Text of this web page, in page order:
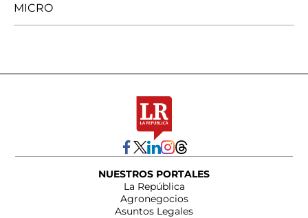
MICRO
NUESTROS PORTALES
La República
Agronegocios
Asuntos Legales